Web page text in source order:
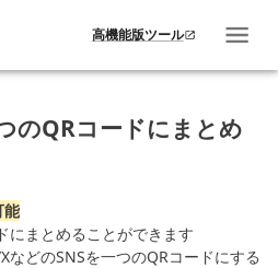
高機能版ツール
のQRコードにまとめ
能
にまとめることができます
どのSNSを一つのQRコードにする